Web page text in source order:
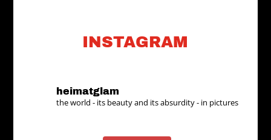
INSTAGRAM
heimatglam
the world - its beauty and its absurdity - in pictures